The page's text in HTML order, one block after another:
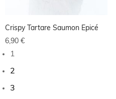
Crispy Tartare Saumon Epicé
6,90 €
1
2
3